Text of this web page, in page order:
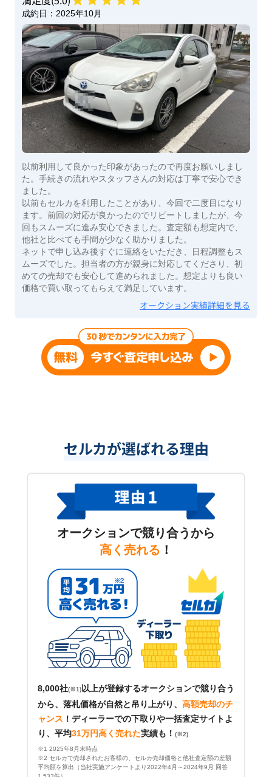
成約日： 2025年10月
以前利用して良かった印象があったので再度お願いしまし
た。手続きの流れやスタッフさんの対応は丁寧で安心でき
ました。
以前もセルカを利用したことがあり、今回で二度目になり
ます。前回の対応が良かったのでリピートしましたが、今
回もスムーズに進み安心できました。査定額も想定内で、
他社と比べても手間が少なく助かりました。
ネットで申し込み後すぐに連絡をいただき、日程調整もス
ムーズでした。担当者の方が親身に対応してくださり、初
めての売却でも安心して進められました。想定よりも良い
価格で買い取ってもらえて満足しています。
オークション実績詳細を見る
セルカが選ばれる理由
オークションで競り合うから
高く売れる ！
8,000社(※1) 以上が登録するオークションで競り合う
から、落札価格が自然と吊り上がり、 高額売却のチ
ャンス ！ ディーラーでの下取りや一括査定サイトよ
り、平均31万円高く売れた実績も！ (※2)
※1 2025年8月末時点
※2 セルカで売却されたお客様の、セルカ売却価格と他社査定額の差額
平均額を算出（当社実施アンケートより2022年4月～2024年9月 回答